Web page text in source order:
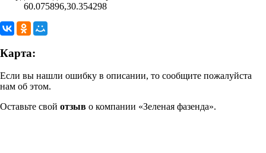
60.075896,30.354298
Карта:
Если вы нашли ошибку в описании, то сообщите пожалуйста
нам об этом.
Оставьте свой отзыв о компании «Зеленая фазенда».